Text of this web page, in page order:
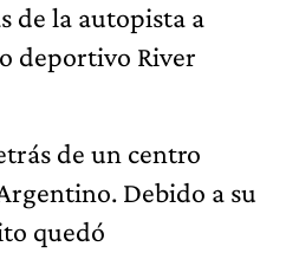
de la autopista a
deportivo River
de un centro
Debido a su
quedó